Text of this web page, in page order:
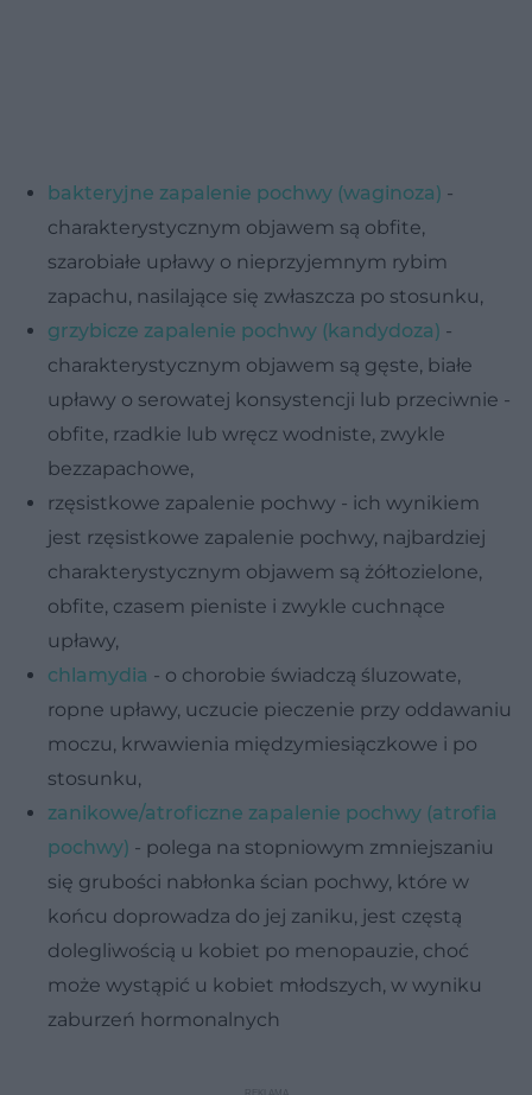
bakteryjne zapalenie pochwy (waginoza) -
charakterystycznym objawem są obfite,
szarobiałe upławy o nieprzyjemnym rybim
zapachu, nasilające się zwłaszcza po stosunku,
grzybicze zapalenie pochwy (kandydoza) -
charakterystycznym objawem są gęste, białe
upławy o serowatej konsystencji lub przeciwnie -
obfite, rzadkie lub wręcz wodniste, zwykle
bezzapachowe,
rzęsistkowe zapalenie pochwy - ich wynikiem
jest rzęsistkowe zapalenie pochwy, najbardziej
charakterystycznym objawem są żółtozielone,
obfite, czasem pieniste i zwykle cuchnące
upławy,
chlamydia - o chorobie świadczą śluzowate,
ropne upławy, uczucie pieczenie przy oddawaniu
moczu, krwawienia międzymiesiączkowe i po
stosunku,
zanikowe/atroficzne zapalenie pochwy (atrofia
pochwy) - polega na stopniowym zmniejszaniu
się grubości nabłonka ścian pochwy, które w
końcu doprowadza do jej zaniku, jest częstą
dolegliwością u kobiet po menopauzie, choć
może wystąpić u kobiet młodszych, w wyniku
zaburzeń hormonalnych